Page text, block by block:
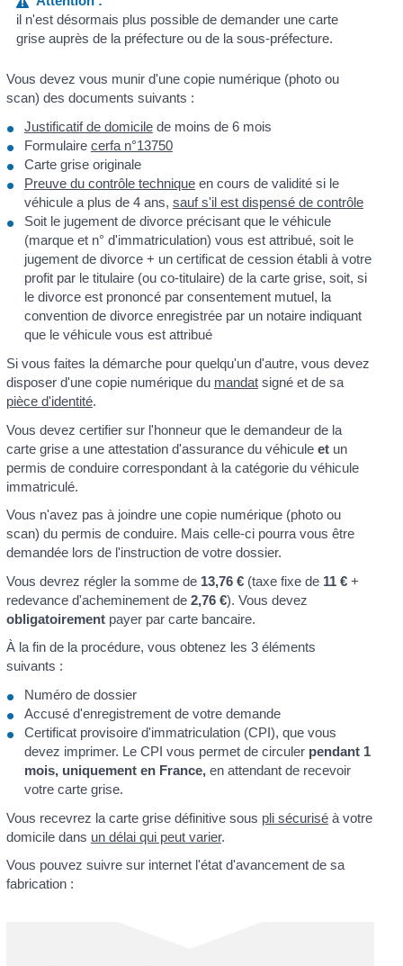
il n'est désormais plus possible de demander une carte
grise auprès de la préfecture ou de la sous-préfecture.
Vous devez vous munir d'une copie numérique (photo ou
scan) des documents suivants :
Justificatif de domicilede moins de 6 mois
Formulaire cerfa n°13750
Carte grise originale
Preuve du contrôle techniqueen cours de validité si le
véhicule a plus de 4 ans, sauf s'il est dispensé de contrôle
Soit le jugement de divorce précisant que le véhicule
(marque et n° d'immatriculation) vous est attribué, soit le
jugement de divorce + un certificat de cession établi à votre
profit par le titulaire (ou co-titulaire) de la carte grise, soit, si
le divorce est prononcé par consentement mutuel, la
convention de divorce enregistrée par un notaire indiquant
que le véhicule vous est attribué
Si vous faites la démarche pour quelqu'un d'autre, vous devez
disposer d'une copie numérique du mandatsigné et de sa
pièce d'identité.
Vous devez certifier sur l'honneur que le demandeur de la
carte grise a une attestation d'assurance du véhicule etun
permis de conduire correspondant à la catégorie du véhicule
immatriculé.
Vous n'avez pas à joindre une copie numérique (photo ou
scan) du permis de conduire. Mais celle-ci pourra vous être
demandée lors de l'instruction de votre dossier.
Vous devrez régler la somme de 13,76 €(taxe fixe de 11 €+
redevance d'acheminement de 2,76 €). Vous devez
obligatoirementpayer par carte bancaire.
À la fin de la procédure, vous obtenez les 3 éléments
suivants :
Numéro de dossier
Accusé d'enregistrement de votre demande
Certificat provisoire d'immatriculation (CPI), que vous
devez imprimer. Le CPI vous permet de circuler pendant 1
mois, uniquement en France,en attendant de recevoir
votre carte grise.
Vous recevrez la carte grise définitive sous pli sécuriséà votre
domicile dans un délai qui peut varier.
Vous pouvez suivre sur internet l'état d'avancement de sa
fabrication :